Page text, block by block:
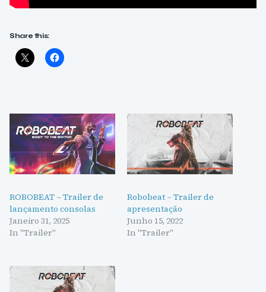
Share this:
ROBOBEAT – Trailer de
lançamento consolas
Janeiro 31, 2025
In "Trailer"
Robobeat – Trailer de
apresentação
Junho 15, 2022
In "Trailer"